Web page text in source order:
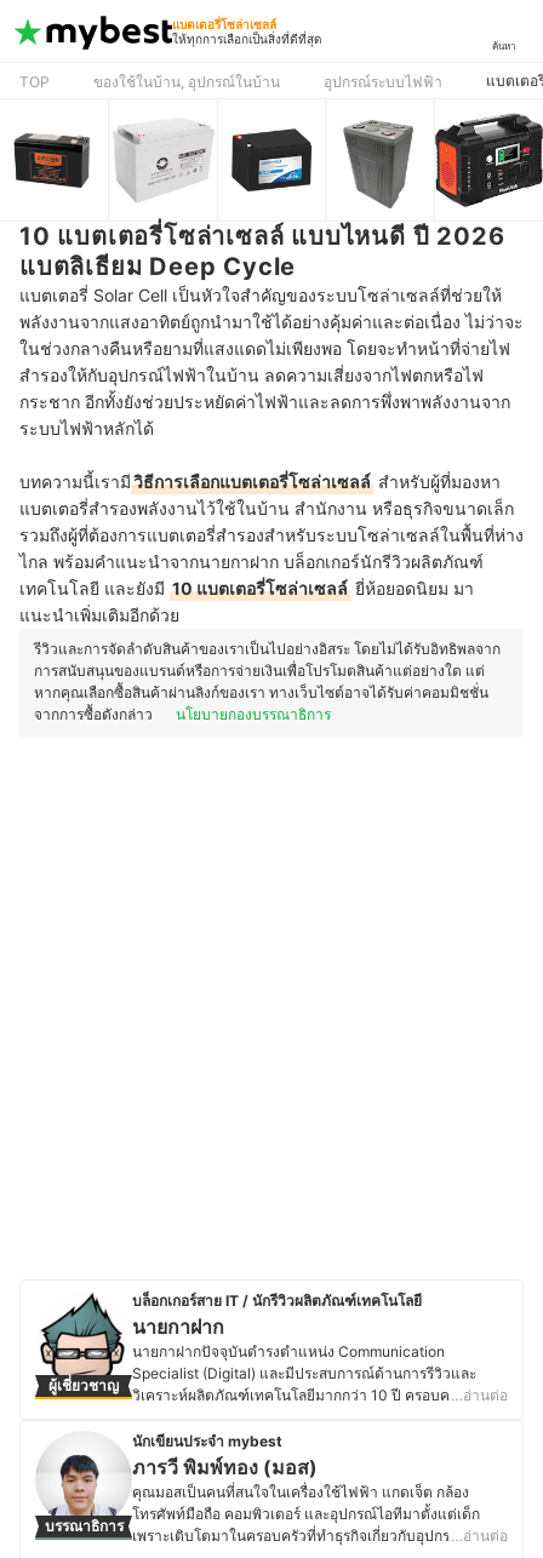
แบตเตอรี่โซล่าเซลล์
ให้ทุกการเลือกเป็นสิ่งที่ดีที่สุด
ค้นหา
TOP ของใช้ในบ้าน, อุปกรณ์ในบ้าน อุปกรณ์ระบบไฟฟ้า แบตเตอ
10 แบตเตอรี่โซล่าเซลล์ แบบไหนดี ปี 2026
แบตลิเธียม Deep Cycle
แบตเตอรี่ Solar Cell เป็นหัวใจสำคัญของระบบโซล่าเซลล์ที่ช่วยให้
พลังงานจากแสงอาทิตย์ถูกนำมาใช้ได้อย่างคุ้มค่าและต่อเนื่อง ไม่ว่าจะ
ในช่วงกลางคืนหรือยามที่แสงแดดไม่เพียงพอ โดยจะทำหน้าที่จ่ายไฟ
สำรองให้กับอุปกรณ์ไฟฟ้าในบ้าน ลดความเสี่ยงจากไฟตกหรือไฟ
กระชาก อีกทั้งยังช่วยประหยัดค่าไฟฟ้าและลดการพึ่งพาพลังงานจาก
ระบบไฟฟ้าหลักได้
บทความนี้เรามีวิธีการเลือกแบตเตอรี่โซล่าเซลล์ สำหรับผู้ที่มองหา
แบตเตอรี่สำรองพลังงานไว้ใช้ในบ้าน สำนักงาน หรือธุรกิจขนาดเล็ก
รวมถึงผู้ที่ต้องการแบตเตอรี่สำรองสำหรับระบบโซล่าเซลล์ในพื้นที่ห่าง
ไกล พร้อมคำแนะนำจากนายกาฝาก บล็อกเกอร์นักรีวิวผลิตภัณฑ์
เทคโนโลยี และยังมี 10 แบตเตอรี่โซล่าเซลล์ ยี่ห้อยอดนิยม มา
แนะนำเพิ่มเติมอีกด้วย
รีวิวและการจัดลำดับสินค้าของเราเป็นไปอย่างอิสระ โดยไม่ได้รับอิทธิพลจาก
การสนับสนุนของแบรนด์หรือการจ่ายเงินเพื่อโปรโมตสินค้าแต่อย่างใด แต่
หากคุณเลือกซื้อสินค้าผ่านลิงก์ของเรา ทางเว็บไซต์อาจได้รับค่าคอมมิชชั่น
จากการซื้อดังกล่าว
นโยบายกองบรรณาธิการ
ผู้เชี่ยวชาญ
บล็อกเกอร์สาย IT / นักรีวิวผลิตภัณฑ์เทคโนโลยี
นายกาฝาก
นายกาฝากปัจจุบันดำรงตำแหน่ง Communication
Specialist (Digital) และมีประสบการณ์ด้านการรีวิวและ
วิเคราะห์ผลิตภัณฑ์เทคโนโลยีมากกว่า 10 ปี ครอบคลุมตั้งแต่
ระดับองค์กรอย่าง NAS โดยมุ่งเน้นการให้ข้อมูลที่รอบด้าน
ชัดเจน และเป็นกลาง เพื่อสนับสนุนการตัดสินใจที่เหมาะสม
สำหรับผู้บริโภค โดยสำเร็จการศึกษาระดับปริญญาตรี
วิศวกรรมศาสตร์อิเล็กทรอนิกส์ จากมหาวิทยาลัยอัสสัมชัญ
และเคยศึกษาต่อในระดับปริญญาโทด้านจิตวิทยา
อุตสาหกรรมและองค์การ มีประสบการณ์ทำงานด้าน
…อ่านต่อ
บรรณาธิการ
นักเขียนประจำ mybest
ภารวี พิมพ์ทอง (มอส)
คุณมอสเป็นคนที่สนใจในเครื่องใช้ไฟฟ้า แกดเจ็ต กล้อง
โทรศัพท์มือถือ คอมพิวเตอร์ และอุปกรณ์ไอทีมาตั้งแต่เด็ก
เพราะเติบโตมาในครอบครัวที่ทำธุรกิจเกี่ยวกับอุปกรณ์…อ่านต่อ